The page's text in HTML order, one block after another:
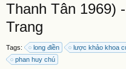
Thanh Tân 1969)
Trang
Tags: long điền lược khảo khoa
phan huy chú